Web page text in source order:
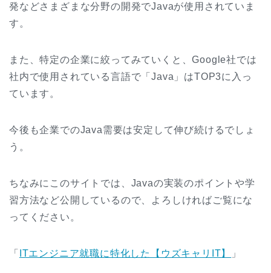
発などさまざまな分野の開発でJavaが使用されていま
す。
また、特定の企業に絞ってみていくと、Google社では
社内で使用されている言語で「Java」はTOP3に入っ
ています。
今後も企業でのJava需要は安定して伸び続けるでしょ
う。
ちなみにこのサイトでは、Javaの実装のポイントや学
習方法など公開しているので、よろしければご覧にな
ってください。
「 ITエンジニア就職に特化した【ウズキャリIT】 」